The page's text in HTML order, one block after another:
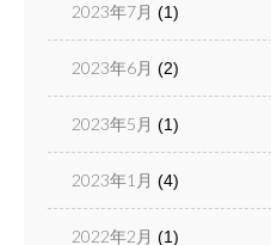
2023年7月 (1)
2023年6月 (2)
2023年5月 (1)
2023年1月 (4)
2022年2月 (1)